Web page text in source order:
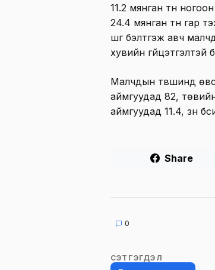
11.2 мянган тн
24.4 мянган тн гар
шүүг бэлтгэж авч
хувийн гүйцэтгэлтэй
Малчдын түвшинд
аймгуудад 82,
аймгуудад 11.4, зүүн
Share
0
СЭТГЭГДЭЛ